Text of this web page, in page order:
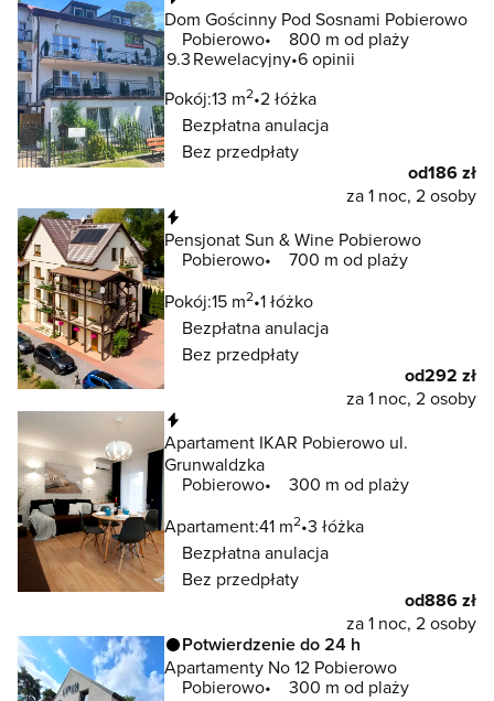
Dom Gościnny Pod Sosnami Pobierowo
Pobierowo
800 m od plaży
9.3Rewelacyjny 6 opinii
Pokój:13 m2 2 łóżka
Bezpłatna anulacja
Bez przedpłaty
od186 zł
za 1 noc, 2 osoby
Pensjonat Sun & Wine Pobierowo
Pobierowo
700 m od plaży
Pokój:15 m2 1 łóżko
Bezpłatna anulacja
Bez przedpłaty
od292 zł
za 1 noc, 2 osoby
Apartament IKAR Pobierowo ul.
Grunwaldzka
Pobierowo
300 m od plaży
Apartament:41 m2 3 łóżka
Bezpłatna anulacja
Bez przedpłaty
od886 zł
za 1 noc, 2 osoby
Potwierdzenie do 24 h
Apartamenty No 12 Pobierowo
Pobierowo
300 m od plaży